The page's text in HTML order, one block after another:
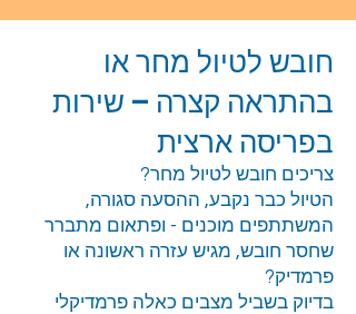
חובש לטיול מחר או
בהתראה קצרה – שירות
בפריסה ארצית
צריכים חובש לטיול מחר?
הטיול כבר נקבע, ההסעה סגורה,
המשתתפים מוכנים - ופתאום מתברר
שחסר חובש, מגיש עזרה ראשונה או
פרמדיק?
בדיוק בשביל מצבים כאלה פרמדיקלי